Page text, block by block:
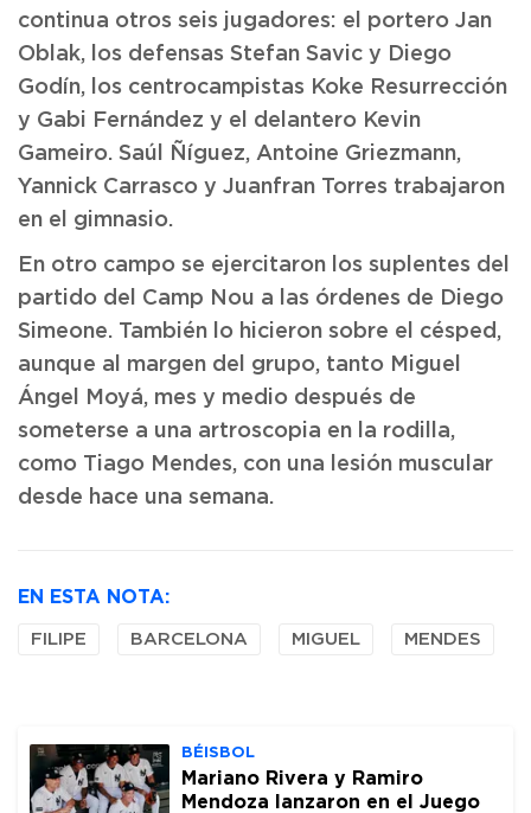
continua otros seis jugadores: el portero Jan
Oblak, los defensas Stefan Savic y Diego
Godín, los centrocampistas Koke Resurrección
y Gabi Fernández y el delantero Kevin
Gameiro. Saúl Ñíguez, Antoine Griezmann,
Yannick Carrasco y Juanfran Torres trabajaron
en el gimnasio.
En otro campo se ejercitaron los suplentes del
partido del Camp Nou a las órdenes de Diego
Simeone. También lo hicieron sobre el césped,
aunque al margen del grupo, tanto Miguel
Ángel Moyá, mes y medio después de
someterse a una artroscopia en la rodilla,
como Tiago Mendes, con una lesión muscular
desde hace una semana.
EN ESTA NOTA:
FILIPE BARCELONA MIGUEL MENDES
BÉISBOL
Mariano Rivera y Ramiro
Mendoza lanzaron en el Juego